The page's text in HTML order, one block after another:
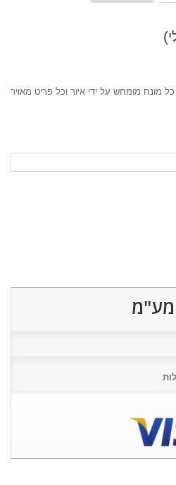
כל מונח מומחש על ידי איור וכל פריט מאויר
מע"מ